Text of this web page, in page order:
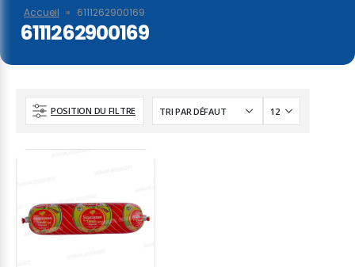
Accueil » 6111262900169
6111262900169
POSITION DU FILTRE